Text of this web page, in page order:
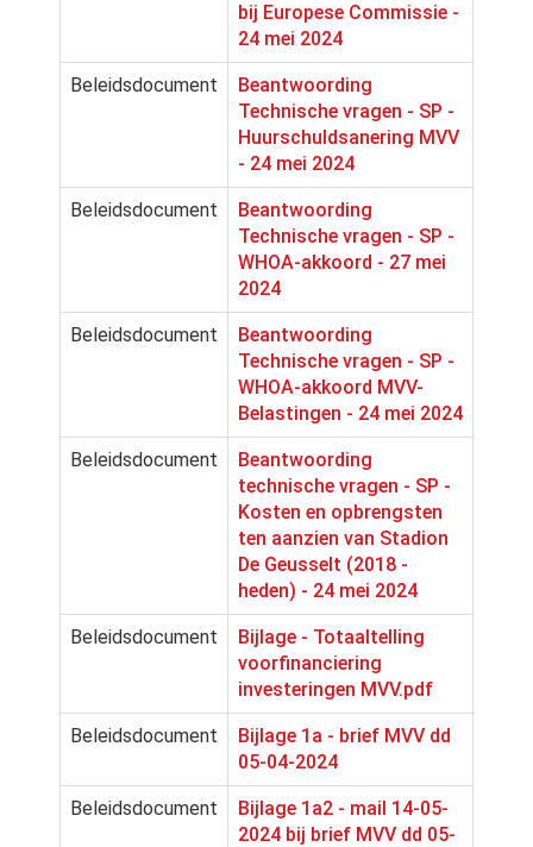
bij Europese Commissie -
24 mei 2024
Beleidsdocument
Beantwoording
Technische vragen - SP -
Huurschuldsanering MVV
- 24 mei 2024
Beleidsdocument
Beantwoording
Technische vragen - SP -
WHOA-akkoord - 27 mei
2024
Beleidsdocument
Beantwoording
Technische vragen - SP -
WHOA-akkoord MVV-
Belastingen - 24 mei 2024
Beleidsdocument
Beantwoording
technische vragen - SP -
Kosten en opbrengsten
ten aanzien van Stadion
De Geusselt (2018 -
heden) - 24 mei 2024
Beleidsdocument
Bijlage - Totaaltelling
voorfinanciering
investeringen MVV.pdf
Beleidsdocument
Bijlage 1a - brief MVV dd
05-04-2024
Beleidsdocument
Bijlage 1a2 - mail 14-05-
2024 bij brief MVV dd 05-